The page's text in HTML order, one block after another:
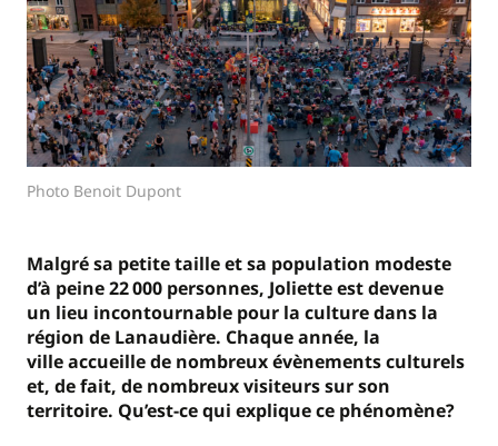
Photo Benoit Dupont
Malgré sa petite taille et sa population modeste
d’à peine 22000 personnes, Jolietteest devenue
un lieu incontournable pour la culture dans la
région de Lanaudière. Chaque année, la
villeaccueille de nombreux évènements culturels
et, de fait, de nombreux visiteurs sur son
territoire. Qu’est-ce qui explique ce phénomène?